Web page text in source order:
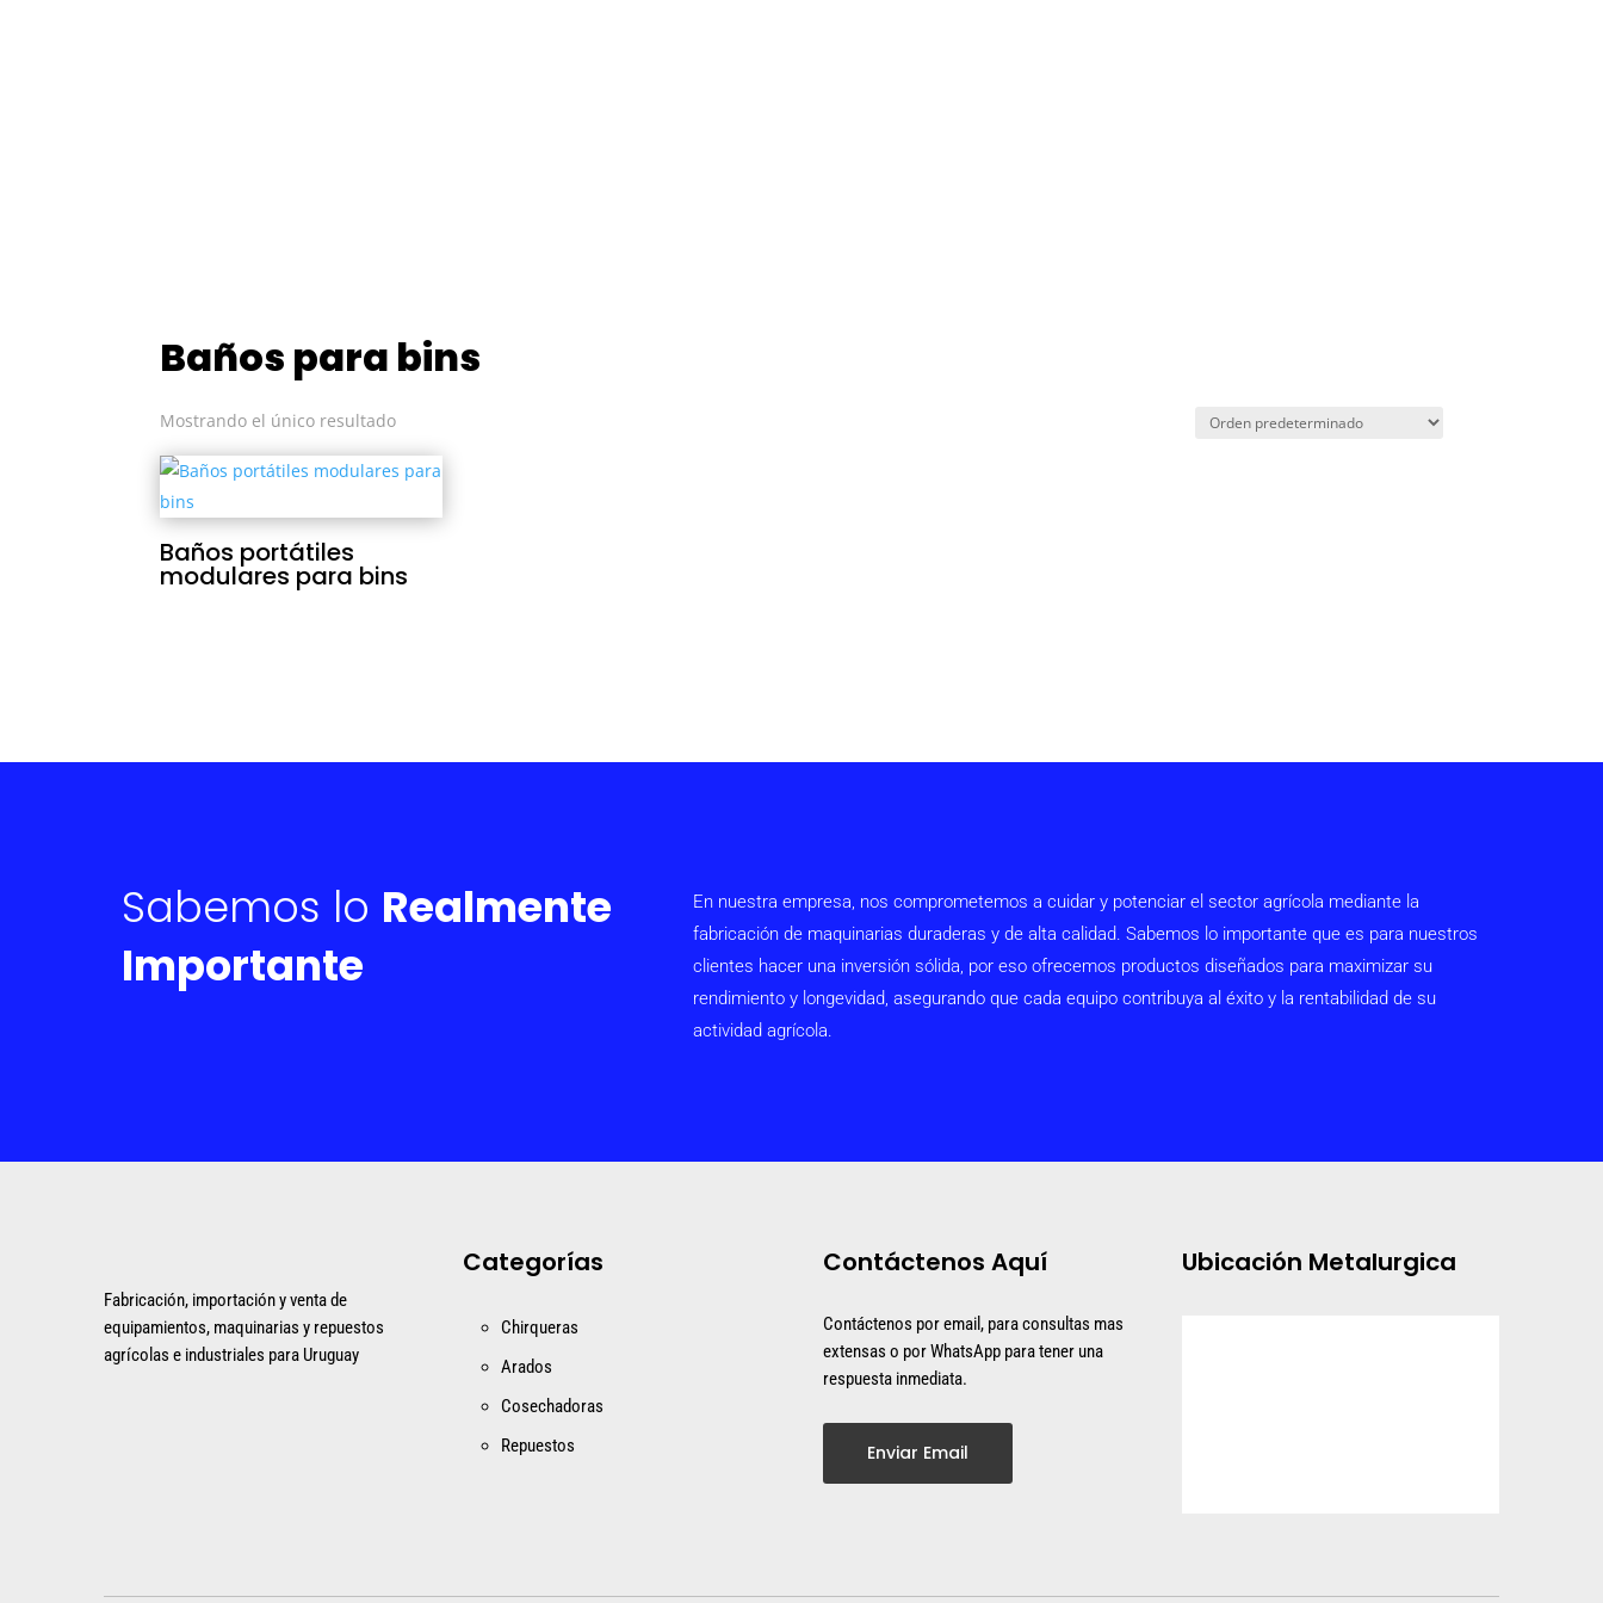
Baños para bins
Mostrando el único resultado
Baños portátiles
modulares para bins
Sabemos lo Realmente
Importante
En nuestra empresa, nos comprometemos a cuidar y potenciar el sector agrícola mediante la
fabricación de maquinarias duraderas y de alta calidad. Sabemos lo importante que es para nuestros
clientes hacer una inversión sólida, por eso ofrecemos productos diseñados para maximizar su
rendimiento y longevidad, asegurando que cada equipo contribuya al éxito y la rentabilidad de su
actividad agrícola.
Fabricación, importación y venta de
equipamientos, maquinarias y repuestos
agrícolas e industriales para Uruguay
Categorías
Chirqueras
Arados
Cosechadoras
Repuestos
Contáctenos Aquí
Contáctenos por email, para consultas mas
extensas o por WhatsApp para tener una
respuesta inmediata.
Enviar Email
Ubicación Metalurgica